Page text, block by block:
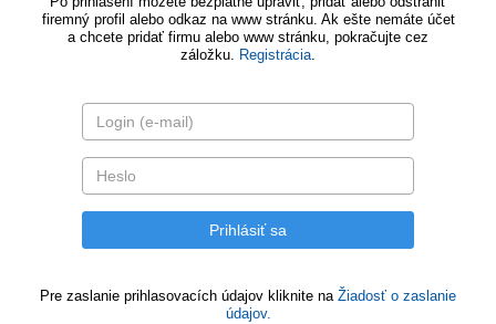
firemný profil alebo odkaz na www stránku. Ak ešte nemáte účet
a chcete pridať firmu alebo www stránku, pokračujte cez
záložku. Registrácia.
Pre zaslanie prihlasovacích údajov kliknite na Žiadosť o zaslanie
údajov.